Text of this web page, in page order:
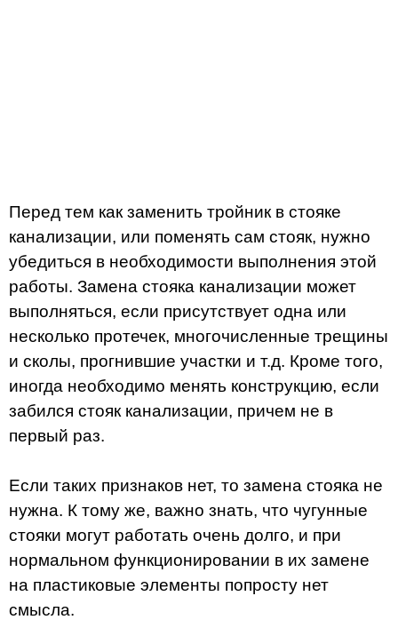
Перед тем как заменить тройник в стояке
канализации, или поменять сам стояк, нужно
убедиться в необходимости выполнения этой
работы. Замена стояка канализации может
выполняться, если присутствует одна или
несколько протечек, многочисленные трещины
и сколы, прогнившие участки и т.д. Кроме того,
иногда необходимо менять конструкцию, если
забился стояк канализации, причем не в
первый раз.
Если таких признаков нет, то замена стояка не
нужна. К тому же, важно знать, что чугунные
стояки могут работать очень долго, и при
нормальном функционировании в их замене
на пластиковые элементы попросту нет
смысла.